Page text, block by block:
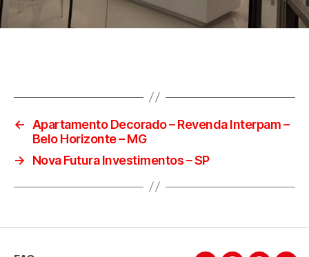
← Apartamento Decorado – Revenda Interpam –
Belo Horizonte – MG
→
Nova Futura Investimentos – SP